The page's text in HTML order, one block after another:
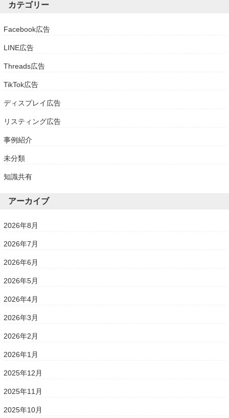
カテゴリー
Facebook広告
LINE広告
Threads広告
TikTok広告
ディスプレイ広告
リスティング広告
事例紹介
未分類
知識共有
アーカイブ
2026年8月
2026年7月
2026年6月
2026年5月
2026年4月
2026年3月
2026年2月
2026年1月
2025年12月
2025年11月
2025年10月